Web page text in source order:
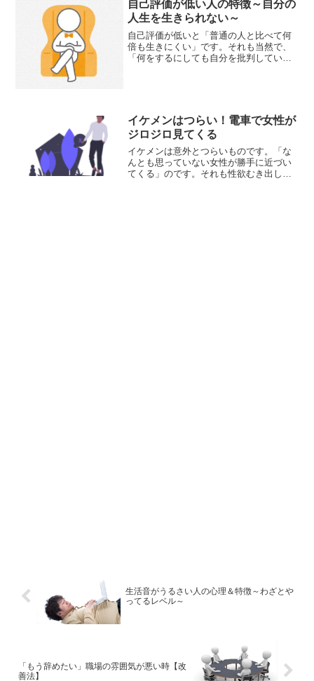
自己評価が低い人の特徴～自分の
人生を生きられない～
自己評価が低いと「普通の人と比べて何
倍も生きにくい」です。それも当然で、
「何をするにしても自分を批判してい
イケメンはつらい！電車で女性が
ジロジロ見てくる
イケメンは意外とつらいものです。「な
んとも思っていない女性が勝手に近づい
てくる」のです。それも性欲むき出し
生活音がうるさい人の心理＆特徴～わざとや
ってるレベル～
「もう辞めたい」職場の雰囲気が悪い時【改
善法】